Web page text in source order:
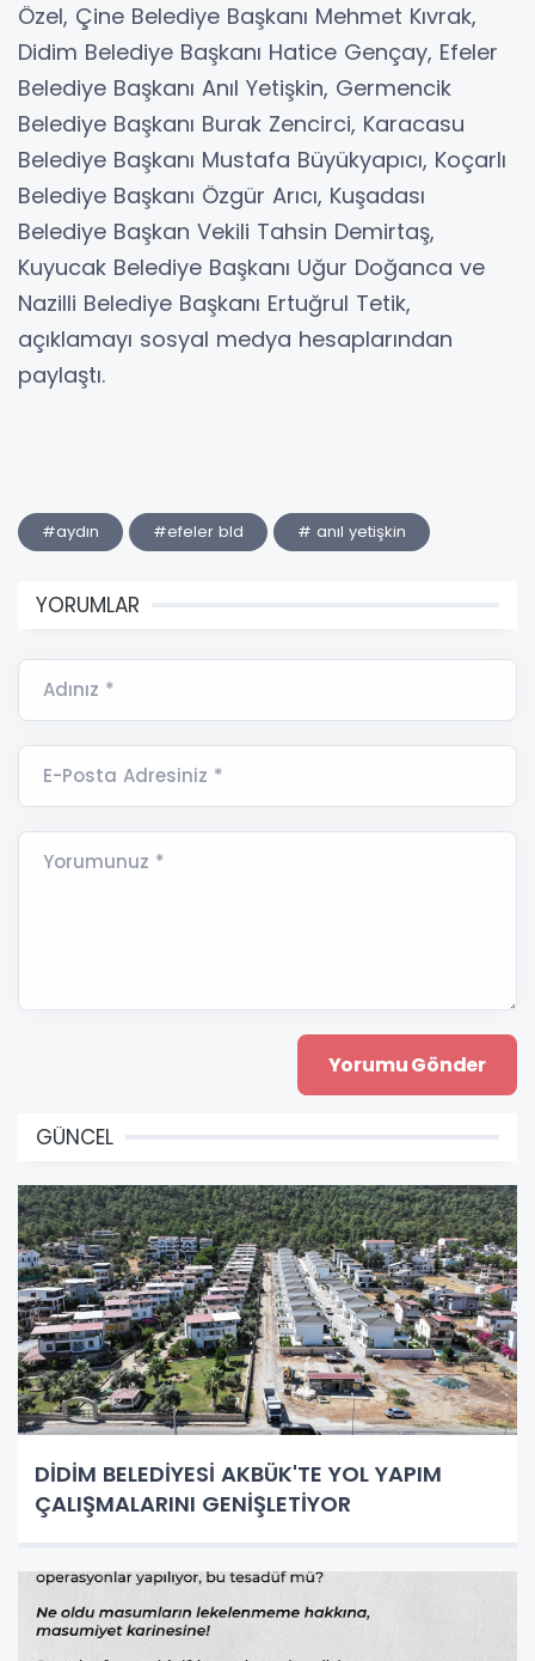
Özel, Çine Belediye Başkanı Mehmet Kıvrak,
Didim Belediye Başkanı Hatice Gençay, Efeler
Belediye Başkanı Anıl Yetişkin, Germencik
Belediye Başkanı Burak Zencirci, Karacasu
Belediye Başkanı Mustafa Büyükyapıcı, Koçarlı
Belediye Başkanı Özgür Arıcı, Kuşadası
Belediye Başkan Vekili Tahsin Demirtaş,
Kuyucak Belediye Başkanı Uğur Doğanca ve
Nazilli Belediye Başkanı Ertuğrul Tetik,
açıklamayı sosyal medya hesaplarından
paylaştı.
#aydın #efeler bld # anıl yetişkin
YORUMLAR
Adınız *
E-Posta Adresiniz *
Yorumunuz *
GÜNCEL
DİDİM BELEDİYESİ AKBÜK'TE YOL YAPIM
ÇALIŞMALARINI GENİŞLETİYOR